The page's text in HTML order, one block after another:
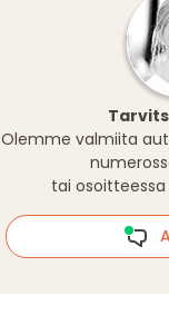
Olemme valmiita
tai osoitteessa